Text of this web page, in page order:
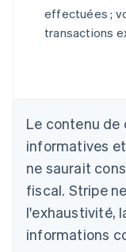
effectuées ;
transactions
Le contenu
informatives
ne saurait
fiscal. Stripe
l'exhaustivité,
informations
Allemagne
Deutsch
Australie
English
Autriche
Belgique
Nederlands